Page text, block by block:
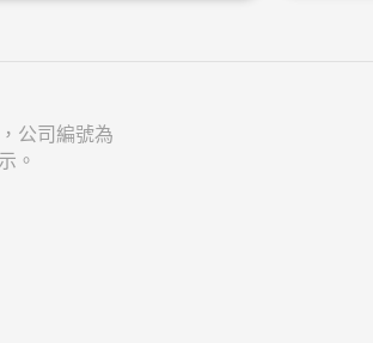
公司編號為
。